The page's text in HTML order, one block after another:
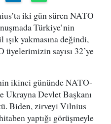
iki gün süren NATO
Türkiye’nin
yakmasına değindi,
sayısı 32’ye
ikinci gününde NATO-
Ukrayna Devlet Başkanı
Biden, zirveyi Vilnius
yaptığı görüşmeyle